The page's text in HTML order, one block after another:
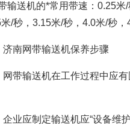
送机的*常用带速：0.25米/
/秒，3.15米/秒，4.0米/秒，
网带输送机保养步骤
输送机在工作过程中应有
应制定输送机应“设备维护